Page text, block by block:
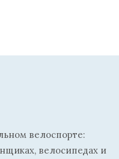
велоспорте:
велосипедах и